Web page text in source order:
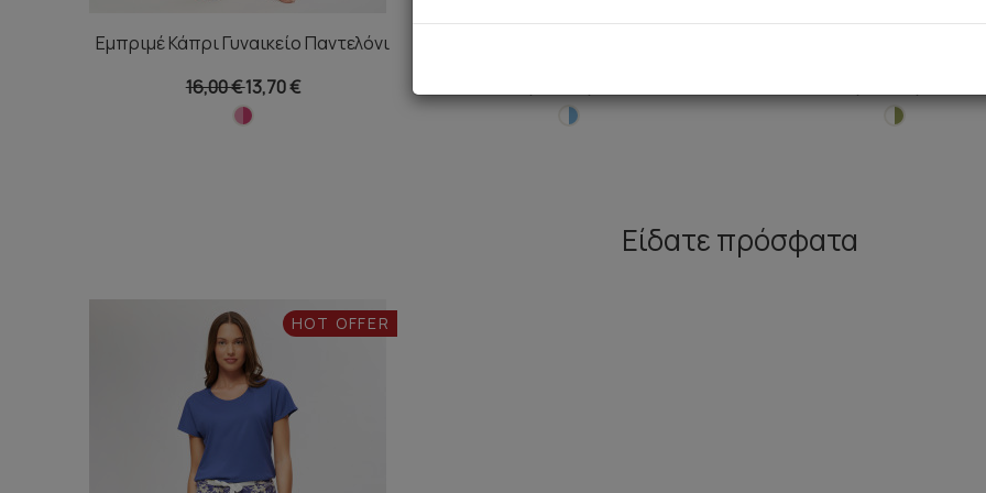
Εμπριμέ Κάπρι Γυναικείο Παντελόνι
16,00 €13,70 €
Εμπριμέ Κάπρι TENCEL™
Είδατε πρόσφατα
HOT OFFER